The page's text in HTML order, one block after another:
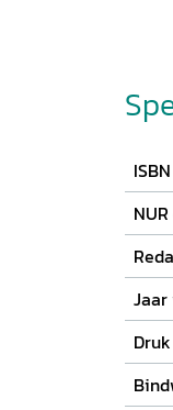
Hier
van
van
ISBN
Jaar
Druk